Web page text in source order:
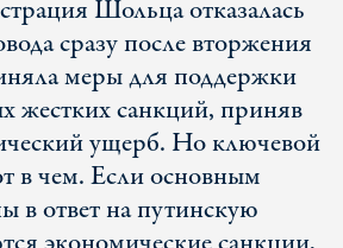
Шольца отказалась
сразу после вторжения
меры для поддержки
жестких санкций, приняв
ущерб. Но ключевой
в чем. Если основным
в ответ на путинскую